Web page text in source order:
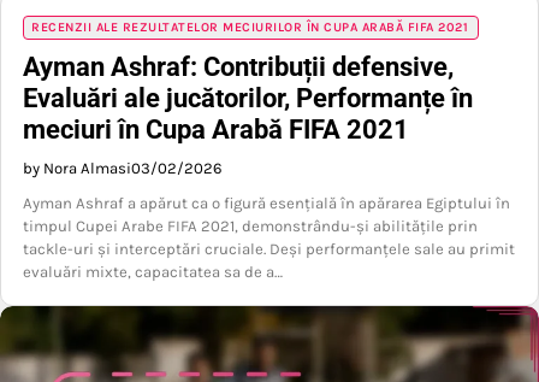
RECENZII ALE REZULTATELOR MECIURILOR ÎN CUPA ARABĂ FIFA 2021
Ayman Ashraf: Contribuții defensive,
Evaluări ale jucătorilor, Performanțe în
meciuri în Cupa Arabă FIFA 2021
by Nora Almasi03/02/2026
Ayman Ashraf a apărut ca o figură esențială în apărarea Egiptului în
timpul Cupei Arabe FIFA 2021, demonstrându-și abilitățile prin
tackle-uri și interceptări cruciale. Deși performanțele sale au primit
evaluări mixte, capacitatea sa de a…